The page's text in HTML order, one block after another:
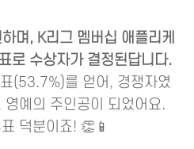
며, K리그 멤버십 애플리케
로 수상자가 결정된답니다.
(53.7%)를 얻어, 경쟁자였
예의 주인공이 되었어요.
덕분이죠! 👏📱